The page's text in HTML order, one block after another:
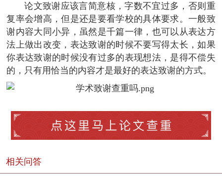
论文致谢应该言简意核，字数不宜过多，否则重
复率会增高，但是还是要看学校的具体要求。一般致
谢内容大同小异，虽然是千篇一律，也可以从表达方
法上做出改变，表达致谢的时候不要写得太长，如果
你表达致谢的时候没有过多的表现想法，是得不偿失
的，只有用恰当的内容才是最好的表达致谢的方式。
相关问答